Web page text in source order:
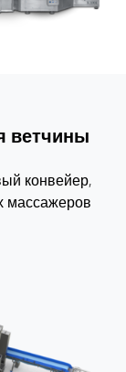
ветчины
конвейер,
массажеров